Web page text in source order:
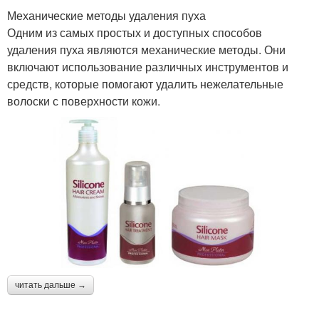
Механические методы удаления пуха
Одним из самых простых и доступных способов
удаления пуха являются механические методы. Они
включают использование различных инструментов и
средств, которые помогают удалить нежелательные
волоски с поверхности кожи.
читать дальше →